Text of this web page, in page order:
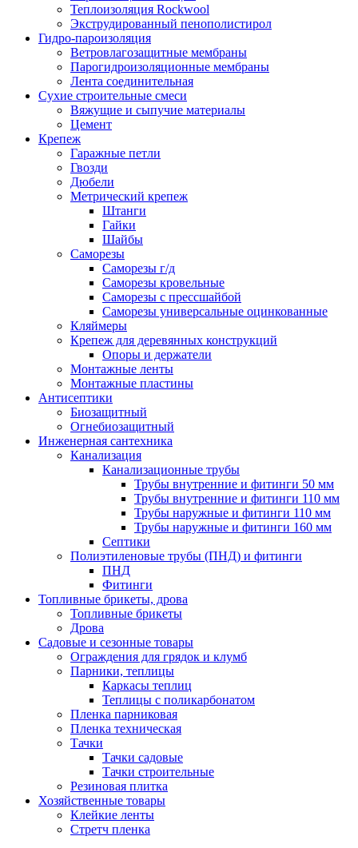
Теплоизоляция Rockwool
Экструдированный пенополистирол
Гидро-пароизоляция
Ветровлагозащитные мембраны
Парогидроизоляционные мембраны
Лента соединительная
Сухие строительные смеси
Вяжущие и сыпучие материалы
Цемент
Крепеж
Гаражные петли
Гвозди
Дюбели
Метрический крепеж
Штанги
Гайки
Шайбы
Саморезы
Саморезы г/д
Саморезы кровельные
Саморезы с прессшайбой
Саморезы универсальные оцинкованные
Кляймеры
Крепеж для деревянных конструкций
Опоры и держатели
Монтажные ленты
Монтажные пластины
Антисептики
Биозащитный
Огнебиозащитный
Инженерная сантехника
Канализация
Канализационные трубы
Трубы внутренние и фитинги 50 мм
Трубы внутренние и фитинги 110 мм
Трубы наружные и фитинги 110 мм
Трубы наружные и фитинги 160 мм
Септики
Полиэтиленовые трубы (ПНД) и фитинги
ПНД
Фитинги
Топливные брикеты, дрова
Топливные брикеты
Дрова
Садовые и сезонные товары
Ограждения для грядок и клумб
Парники, теплицы
Каркасы теплиц
Теплицы с поликарбонатом
Пленка парниковая
Пленка техническая
Тачки
Тачки садовые
Тачки строительные
Резиновая плитка
Хозяйственные товары
Клейкие ленты
Стретч пленка